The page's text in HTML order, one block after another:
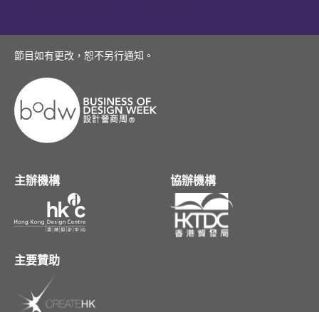
節目如有更改，恕不另行通知。
主辦機構 協辦機構
主要贊助